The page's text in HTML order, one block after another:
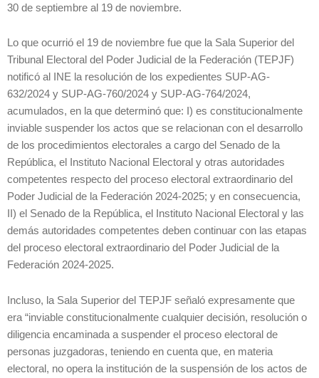
30 de septiembre al 19 de noviembre.
Lo que ocurrió el 19 de noviembre fue que la Sala Superior del
Tribunal Electoral del Poder Judicial de la Federación (TEPJF)
notificó al INE la resolución de los expedientes SUP-AG-
632/2024 y SUP-AG-760/2024 y SUP-AG-764/2024,
acumulados, en la que determinó que: I) es constitucionalmente
inviable suspender los actos que se relacionan con el desarrollo
de los procedimientos electorales a cargo del Senado de la
República, el Instituto Nacional Electoral y otras autoridades
competentes respecto del proceso electoral extraordinario del
Poder Judicial de la Federación 2024-2025; y en consecuencia,
II) el Senado de la República, el Instituto Nacional Electoral y las
demás autoridades competentes deben continuar con las etapas
del proceso electoral extraordinario del Poder Judicial de la
Federación 2024-2025.
Incluso, la Sala Superior del TEPJF señaló expresamente que
era “inviable constitucionalmente cualquier decisión, resolución o
diligencia encaminada a suspender el proceso electoral de
personas juzgadoras, teniendo en cuenta que, en materia
electoral, no opera la institución de la suspensión de los actos de